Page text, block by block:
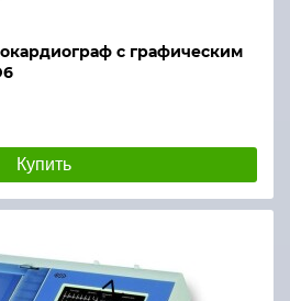
с графическим
Купить